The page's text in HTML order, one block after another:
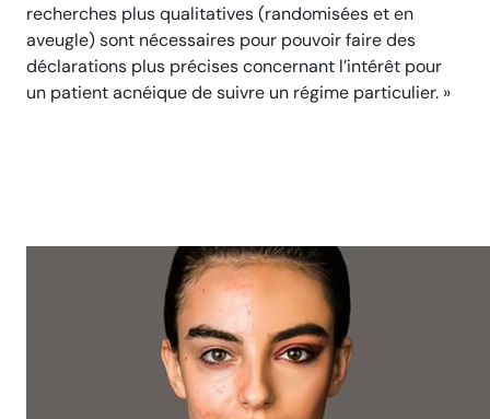
recherches plus qualitatives (randomisées et en
aveugle) sont nécessaires pour pouvoir faire des
déclarations plus précises concernant l’intérêt pour
un patient acnéique de suivre un régime particulier. »